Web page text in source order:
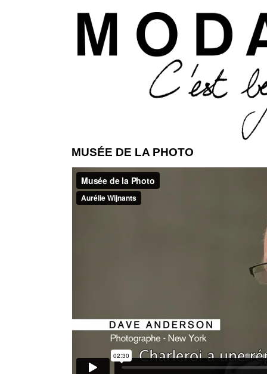
Aller
ModaModa
MUSÉE DE LA PHOTO